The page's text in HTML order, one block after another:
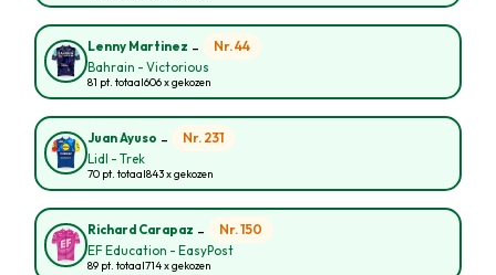
Lenny Martinez - Nr. 44
Bahrain - Victorious
81 pt. totaal606 x gekozen
Juan Ayuso - Nr. 231
Lidl - Trek
70 pt. totaal843 x gekozen
Richard Carapaz - Nr. 150
EF Education - EasyPost
89 pt. totaal714 x gekozen